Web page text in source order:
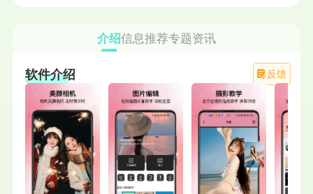
介绍信息推荐专题资讯
反馈
软件介绍